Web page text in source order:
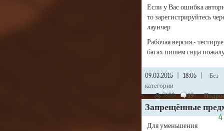
Если у Вас ошибка
то зарегистрируйтесь
лаунчер
Рабочая версия -
багах пишем сюда
09.03.2015 18:05
Без
категории
7628
19
Запрещённые
Для уменьшения